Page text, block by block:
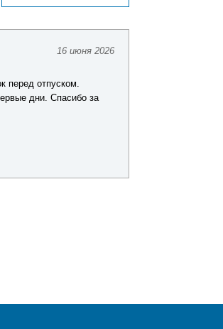
16 июня 2026
перед отпуском.
дни. Спасибо за